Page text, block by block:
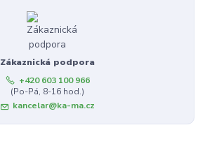
Zákaznická podpora
+420 603 100 966
(Po-Pá, 8-16 hod.)
kancelar@ka-ma.cz